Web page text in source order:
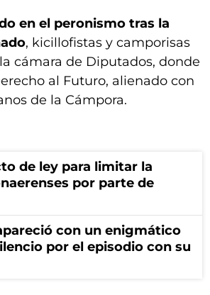
en el peronismo tras la
, kicillofistas y camporisas
cámara de Diputados, donde
al Futuro, alienado con
de la Cámpora.
de ley para limitar la
por parte de
con un enigmático
por el episodio con su